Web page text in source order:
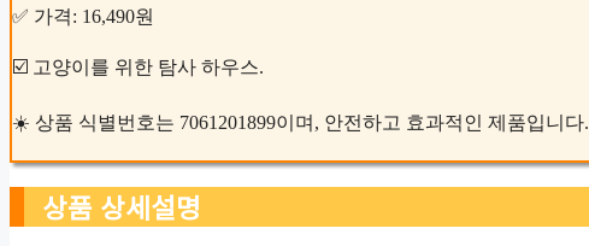
✅ 가격: 16,490원
☑️ 고양이를 위한 탐사 하우스.
☀️ 상품 식별번호는 7061201899이며, 안전하고 효과적인 제품입니다.
상품 상세설명